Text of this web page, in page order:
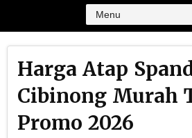
Harga Atap
Cibinong Murah
Promo 2026